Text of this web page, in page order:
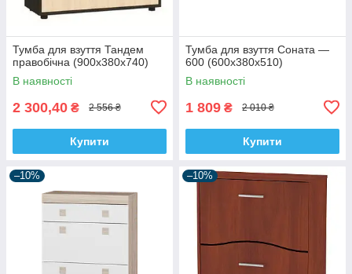
Тумба для взуття Тандем
правобічна (900х380х740)
В наявності
2 300,40 ₴ 2 556 ₴
Купити
Тумба для взуття Соната —
600 (600х380х510)
В наявності
1 809 ₴ 2 010 ₴
Купити
–10% –10%